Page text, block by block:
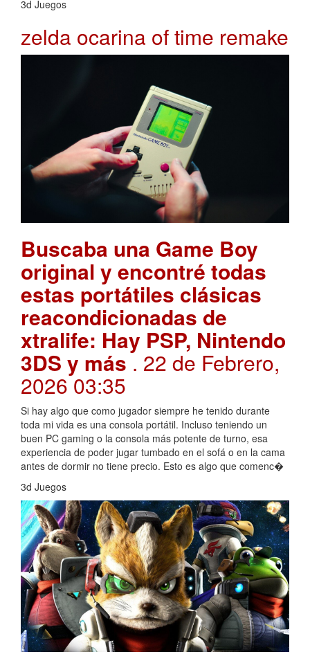
3d Juegos
zelda ocarina of time remake
Buscaba una Game Boy
original y encontré todas
estas portátiles clásicas
reacondicionadas de
xtralife: Hay PSP, Nintendo
3DS y más. 22 de Febrero,
2026 03:35
Si hay algo que como jugador siempre he tenido durante
toda mi vida es una consola portátil. Incluso teniendo un
buen PC gaming o la consola más potente de turno, esa
experiencia de poder jugar tumbado en el sofá o en la cama
antes de dormir no tiene precio. Esto es algo que comenc�
3d Juegos